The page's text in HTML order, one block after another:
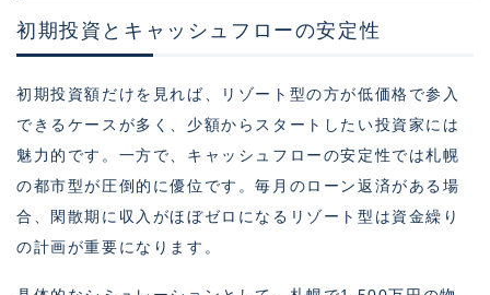
初期投資とキャッシュフローの安定性
初期投資額だけを見れば、リゾート型の方が低価格で参入
できるケースが多く、少額からスタートしたい投資家には
魅力的です。一方で、キャッシュフローの安定性では札幌
の都市型が圧倒的に優位です。毎月のローン返済がある場
合、閑散期に収入がほぼゼロになるリゾート型は資金繰り
の計画が重要になります。